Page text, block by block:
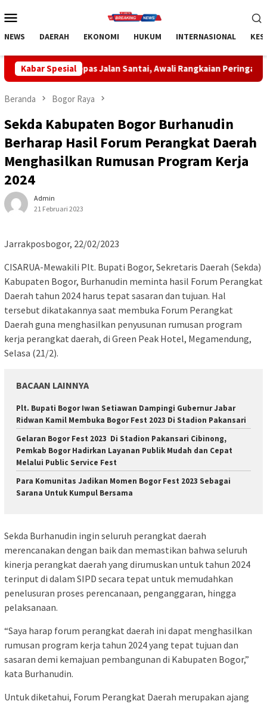
ke
Mobile
NEWS DAERAH EKONOMI HUKUM INTERNASIONAL
Kabar Spesial
Lepas Jalan Santai, Awali Rangkaian Peringatan HUT ke-81
Beranda Bogor Raya
Sekda Kabupaten Bogor Burhanudin
Berharap Hasil Forum Perangkat Daerah
Menghasilkan Rumusan Program Kerja
2024
Admin
21 Februari 2023
Jarrakposbogor, 22/02/2023
CISARUA-Mewakili Plt. Bupati Bogor, Sekretaris Daerah (Sekda)
Kabupaten Bogor, Burhanudin meminta hasil Forum Perangkat
Daerah tahun 2024 harus tepat sasaran dan tujuan. Hal
tersebut dikatakannya saat membuka Forum Perangkat
Daerah guna menghasilkan penyusunan rumusan program
kerja perangkat daerah, di Green Peak Hotel, Megamendung,
Selasa (21/2).
BACAAN LAINNYA
Plt. Bupati Bogor Iwan Setiawan Dampingi Gubernur Jabar
Ridwan Kamil Membuka Bogor Fest 2023 Di Stadion Pakansari
Gelaran Bogor Fest 2023 Di Stadion Pakansari Cibinong,
Pemkab Bogor Hadirkan Layanan Publik Mudah dan Cepat
Melalui Public Service Fest
Para Komunitas Jadikan Momen Bogor Fest 2023 Sebagai
Sarana Untuk Kumpul Bersama
Sekda Burhanudin ingin seluruh perangkat daerah
merencanakan dengan baik dan memastikan bahwa seluruh
kinerja perangkat daerah yang dirumuskan untuk tahun 2024
terinput di dalam SIPD secara tepat untuk memudahkan
penelusuran proses perencanaan, penganggaran, hingga
pelaksanaan.
“Saya harap forum perangkat daerah ini dapat menghasilkan
rumusan program kerja tahun 2024 yang tepat tujuan dan
sasaran demi kemajuan pembangunan di Kabupaten Bogor,”
kata Burhanudin.
Untuk diketahui, Forum Perangkat Daerah merupakan ajang